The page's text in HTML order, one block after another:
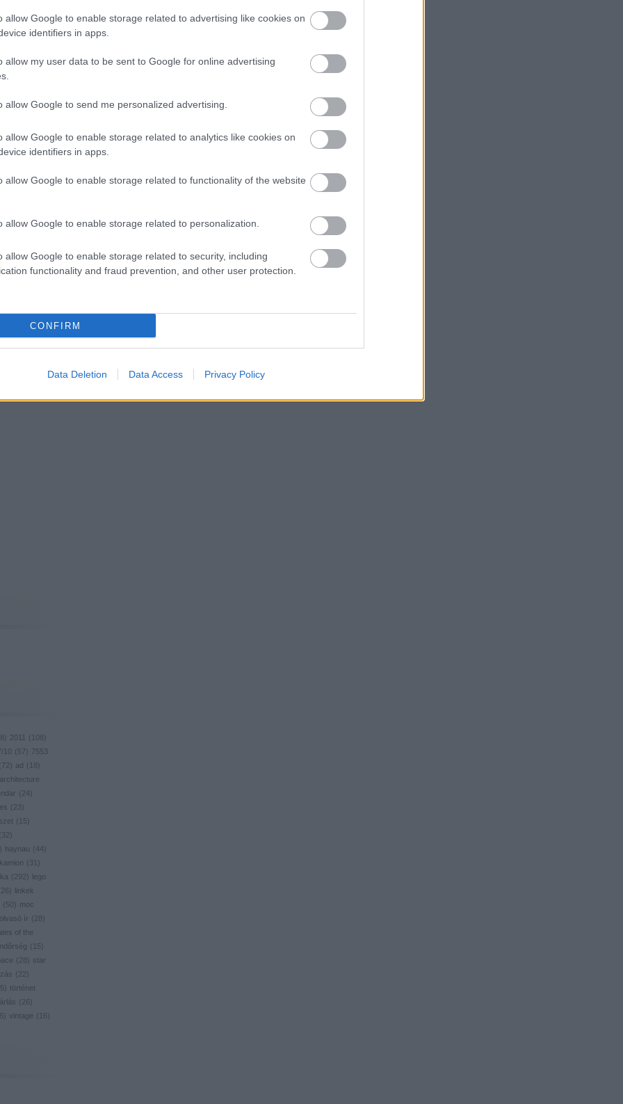
allow Google to enable storage related to advertising like cookies on
identifiers in apps.
allow my user data to be sent to Google for online advertising
allow Google to send me personalized advertising.
allow Google to enable storage related to analytics like cookies on
identifiers in apps.
allow Google to enable storage related to functionality of the website
allow Google to enable storage related to personalization.
allow Google to enable storage related to security, including
functionality and fraud prevention, and other user protection.
CONFIRM
Data Deletion Data Access Privacy Policy
a piaci
most ilyen
inkább
és
7636
) 2011 ( 108 )
10 ( 57) 7553
72) ad ( 18 )
architecture
( 24)
( 23)
( 15)
32)
) haynau ( 44)
kamion ( 31
)
( 292)
lego
26 )
linkek
( 50) moc
olvasó ír ( 28 )
of the
( 15)
( 28 ) star
( 22)
15) történet
( 26 )
) vintage ( 16 )